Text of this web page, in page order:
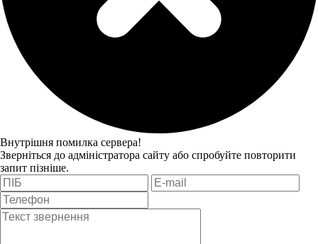
Внутрішня помилка сервера!
Зверніться до адміністратора сайту або спробуйте повторити
запит пізніше.